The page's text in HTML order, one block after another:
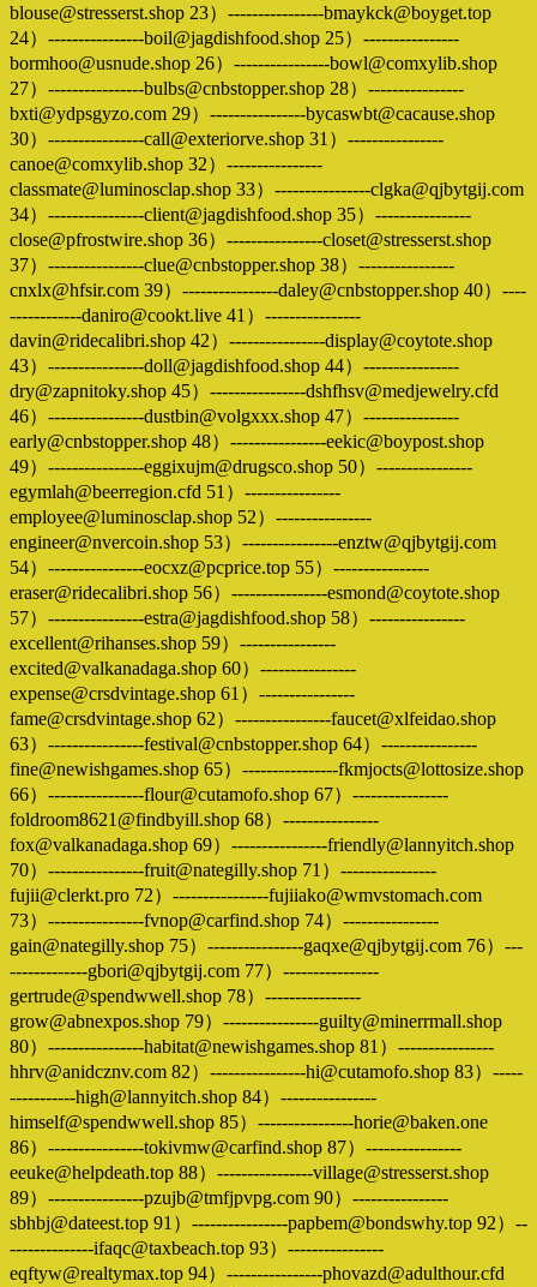
blouse@stresserst.shop 23）----------------bmaykck@boyget.top
24）----------------boil@jagdishfood.shop 25）----------------
bormhoo@usnude.shop 26）----------------bowl@comxylib.shop
27）----------------bulbs@cnbstopper.shop 28）----------------
bxti@ydpsgyzo.com 29）----------------bycaswbt@cacause.shop
30）----------------call@exteriorve.shop 31）----------------
canoe@comxylib.shop 32）----------------
classmate@luminosclap.shop 33）----------------clgka@qjbytgij.com
34）----------------client@jagdishfood.shop 35）----------------
close@pfrostwire.shop 36）----------------closet@stresserst.shop
37）----------------clue@cnbstopper.shop 38）----------------
cnxlx@hfsir.com 39）----------------daley@cnbstopper.shop 40）----
------------daniro@cookt.live 41）----------------
davin@ridecalibri.shop 42）----------------display@coytote.shop
43）----------------doll@jagdishfood.shop 44）----------------
dry@zapnitoky.shop 45）----------------dshfhsv@medjewelry.cfd
46）----------------dustbin@volgxxx.shop 47）----------------
early@cnbstopper.shop 48）----------------eekic@boypost.shop
49）----------------eggixujm@drugsco.shop 50）----------------
egymlah@beerregion.cfd 51）----------------
employee@luminosclap.shop 52）----------------
engineer@nvercoin.shop 53）----------------enztw@qjbytgij.com
54）----------------eocxz@pcprice.top 55）----------------
eraser@ridecalibri.shop 56）----------------esmond@coytote.shop
57）----------------estra@jagdishfood.shop 58）----------------
excellent@rihanses.shop 59）----------------
excited@valkanadaga.shop 60）----------------
expense@crsdvintage.shop 61）----------------
fame@crsdvintage.shop 62）----------------faucet@xlfeidao.shop
63）----------------festival@cnbstopper.shop 64）----------------
fine@newishgames.shop 65）----------------fkmjocts@lottosize.shop
66）----------------flour@cutamofo.shop 67）----------------
foldroom8621@findbyill.shop 68）----------------
fox@valkanadaga.shop 69）----------------friendly@lannyitch.shop
70）----------------fruit@nategilly.shop 71）----------------
fujii@clerkt.pro 72）----------------fujiiako@wmvstomach.com
73）----------------fvnop@carfind.shop 74）----------------
gain@nategilly.shop 75）----------------gaqxe@qjbytgij.com 76）---
-------------gbori@qjbytgij.com 77）----------------
gertrude@spendwwell.shop 78）----------------
grow@abnexpos.shop 79）----------------guilty@minerrmall.shop
80）----------------habitat@newishgames.shop 81）----------------
hhrv@anidcznv.com 82）----------------hi@cutamofo.shop 83）-----
-----------high@lannyitch.shop 84）----------------
himself@spendwwell.shop 85）----------------horie@baken.one
86）----------------tokivmw@carfind.shop 87）----------------
eeuke@helpdeath.top 88）----------------village@stresserst.shop
89）----------------pzujb@tmfjpvpg.com 90）----------------
sbhbj@dateest.top 91）----------------papbem@bondswhy.top 92）--
--------------ifaqc@taxbeach.top 93）----------------
eqftyw@realtymax.top 94）----------------phovazd@adulthour.cfd